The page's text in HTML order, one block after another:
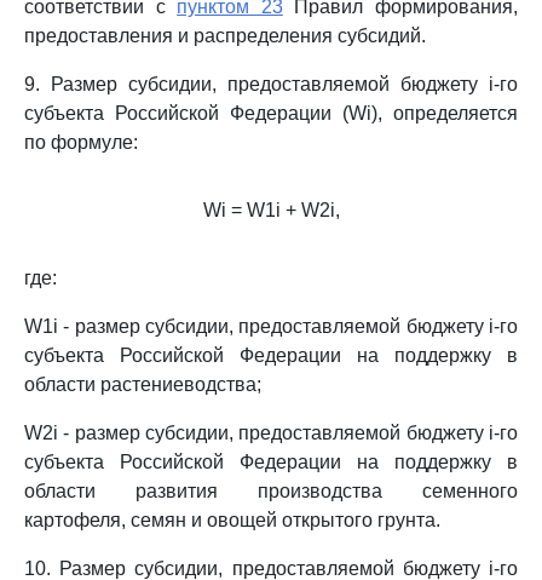
соответствии с пунктом 23Правил формирования,
предоставления и распределения субсидий.
9. Размер субсидии, предоставляемой бюджету i-го
субъекта Российской Федерации (Wi), определяется
по формуле:
Wi = W1i + W2i,
где:
W1i - размер субсидии, предоставляемой бюджету i-го
субъекта Российской Федерации на поддержку в
области растениеводства;
W2i - размер субсидии, предоставляемой бюджету i-го
субъекта Российской Федерации на поддержку в
области развития производства семенного
картофеля, семян и овощей открытого грунта.
10. Размер субсидии, предоставляемой бюджету i-го